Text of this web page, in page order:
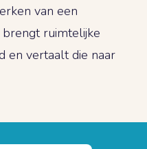
van een
ruimtelijke
en vertaalt die naar